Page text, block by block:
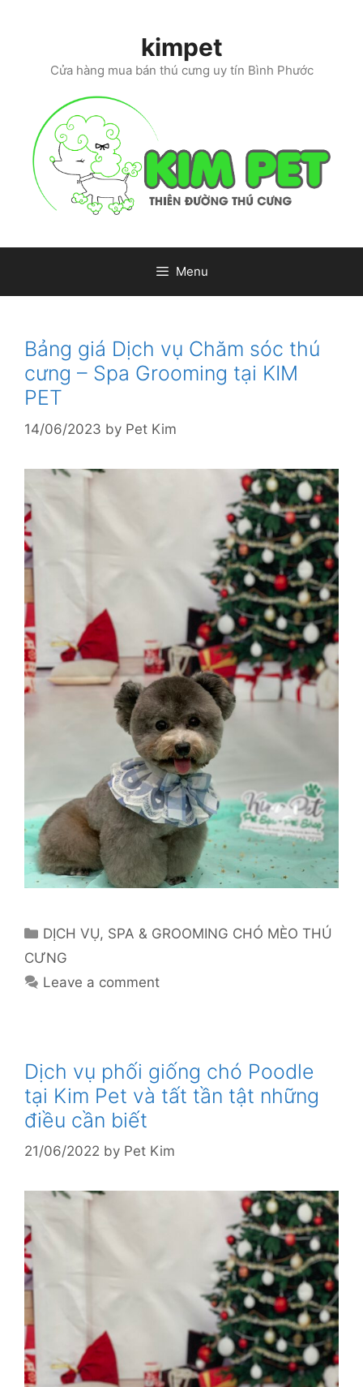
kimpet
Cửa hàng mua bán thú cưng uy tín Bình Phước
Menu
Bảng giá Dịch vụ Chăm sóc thú
cưng – Spa Grooming tại KIM
PET
14/06/2023 by Pet Kim
Categories
DỊCH VỤ, SPA & GROOMING CHÓ MÈO THÚ
CƯNG
Leave a comment
Dịch vụ phối giống chó Poodle
tại Kim Pet và tất tần tật những
điều cần biết
21/06/2022 by Pet Kim